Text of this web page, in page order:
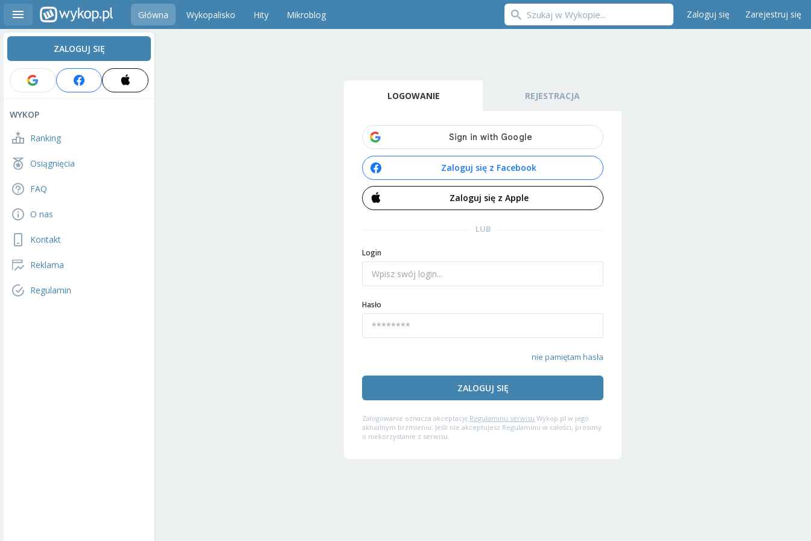
Główna Wykopalisko Hity Mikroblog Zaloguj się Zarejestruj się
ZALOGUJ SIĘ
WYKOP
Ranking
Osiągnięcia
FAQ
O nas
Kontakt
Reklama
Regulamin
LOGOWANIE REJESTRACJA
Zaloguj się z Facebook
Zaloguj się z Apple
LUB
Login
Hasło
nie pamiętam hasła
ZALOGUJ SIĘ
Zalogowanie oznacza akceptację Regulaminu serwisu Wykop.pl w jego
aktualnym brzmieniu. Jeśli nie akceptujesz Regulaminu w całości, prosimy
o niekorzystanie z serwisu.